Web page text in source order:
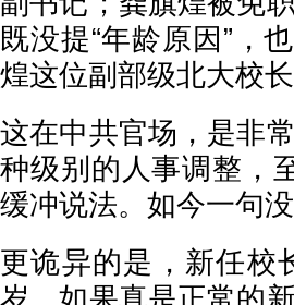
既没提“年龄原因”，
煌这位副部级北大校
这在中共官场，是非
种级别的人事调整，
缓冲说法。如今一句
更诡异的是，新任校
岁。如果真是正常的